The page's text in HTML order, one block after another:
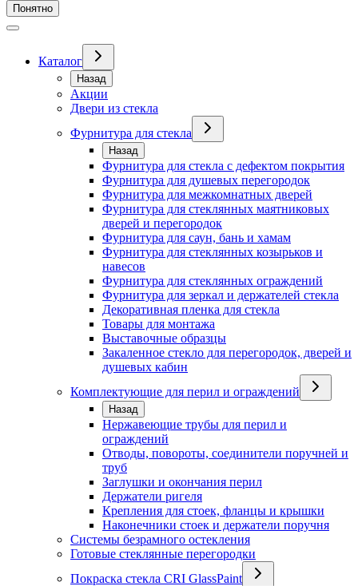
Понятно
Каталог
Назад
Акции
Двери из стекла
Фурнитура для стекла
Назад
Фурнитура для стекла с дефектом покрытия
Фурнитура для душевых перегородок
Фурнитура для межкомнатных дверей
Фурнитура для стеклянных маятниковых
дверей и перегородок
Фурнитура для саун, бань и хамам
Фурнитура для стеклянных козырьков и
навесов
Фурнитура для стеклянных ограждений
Фурнитура для зеркал и держателей стекла
Декоративная пленка для стекла
Товары для монтажа
Выставочные образцы
Закаленное стекло для перегородок, дверей и
душевых кабин
Комплектующие для перил и ограждений
Назад
Нержавеющие трубы для перил и
ограждений
Отводы, повороты, соединители поручней и
труб
Заглушки и окончания перил
Держатели ригеля
Крепления для стоек, фланцы и крышки
Наконечники стоек и держатели поручня
Системы безрамного остекления
Готовые стеклянные перегородки
Покраска стекла CRI GlassPaint